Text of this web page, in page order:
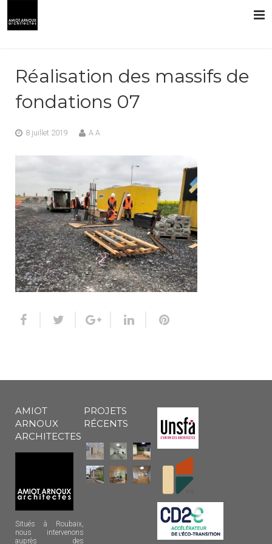
Réalisation des massifs de
fondations 07
8 juillet 2019 A A
AMIOT
ARNOUX
ARCHITECTES
Situés à Roubaix,
nous intervenons
auprès des
PROJETS
RÉCENTS